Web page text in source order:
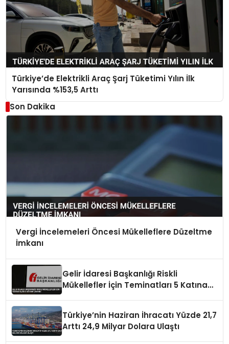
Türkiye’de Elektrikli Araç Şarj Tüketimi Yılın İlk
Yarısında %153,5 Arttı
Son Dakika
Vergi İncelemeleri Öncesi Mükelleflere Düzeltme
İmkanı
Gelir İdaresi Başkanlığı Riskli
Mükellefler İçin Teminatları 5 Katına
Türkiye’nin Haziran İhracatı Yüzde 21,7
Arttı 24,9 Milyar Dolara Ulaştı